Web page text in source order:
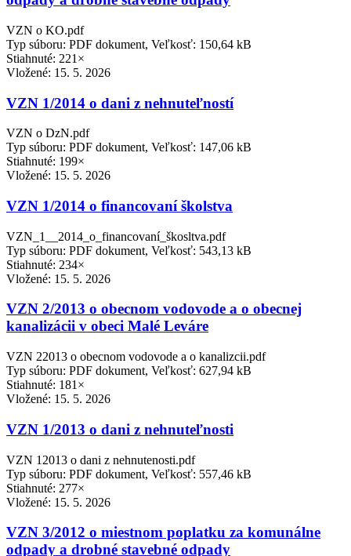
VZN o KO.pdf
Typ súboru: PDF dokument, Veľkosť: 150,64 kB
Stiahnuté: 221×
Vložené: 15. 5. 2026
VZN 1/2014 o dani z nehnuteľností
VZN o DzN.pdf
Typ súboru: PDF dokument, Veľkosť: 147,06 kB
Stiahnuté: 199×
Vložené: 15. 5. 2026
VZN 1/2014 o financovaní školstva
VZN_1__2014_o_financovaní_škosltva.pdf
Typ súboru: PDF dokument, Veľkosť: 543,13 kB
Stiahnuté: 234×
Vložené: 15. 5. 2026
VZN 2/2013 o obecnom vodovode a o obecnej
kanalizácii v obeci Malé Leváre
VZN 22013 o obecnom vodovode a o kanalizcii.pdf
Typ súboru: PDF dokument, Veľkosť: 627,94 kB
Stiahnuté: 181×
Vložené: 15. 5. 2026
VZN 1/2013 o dani z nehnuteľnosti
VZN 12013 o dani z nehnutenosti.pdf
Typ súboru: PDF dokument, Veľkosť: 557,46 kB
Stiahnuté: 277×
Vložené: 15. 5. 2026
VZN 3/2012 o miestnom poplatku za komunálne
odpady a drobné stavebné odpady